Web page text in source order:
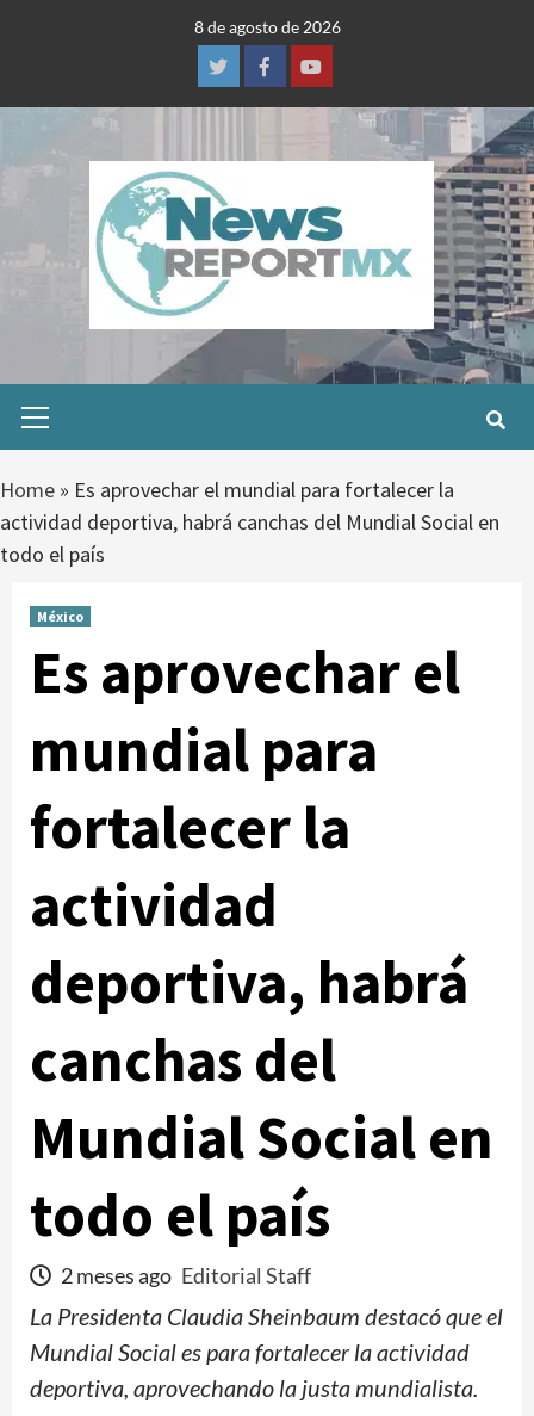
8 de agosto de 2026
TwitterFacebookYoutube
Menu
Home » Es aprovechar el mundial para fortalecer la
actividad deportiva, habrá canchas del Mundial Social en
todo el país
México
Es aprovechar el
mundial para
fortalecer la
actividad
deportiva, habrá
canchas del
Mundial Social en
todo el país
2 meses ago Editorial Staff
La Presidenta Claudia Sheinbaum destacó que el
Mundial Social es para fortalecer la actividad
deportiva, aprovechando la justa mundialista.